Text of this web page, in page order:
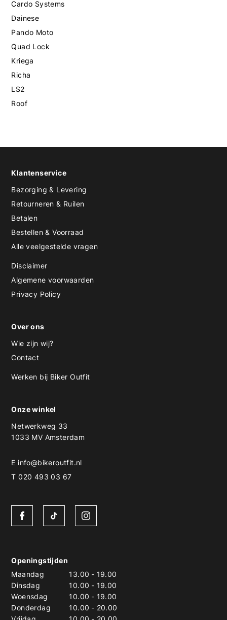
Cardo Systems
Dainese
Pando Moto
Quad Lock
Kriega
Richa
LS2
Roof
Klantenservice
Bezorging & Levering
Retourneren & Ruilen
Betalen
Bestellen & Voorraad
Alle veelgestelde vragen
Disclaimer
Algemene voorwaarden
Privacy Policy
Over ons
Wie zijn wij?
Contact
Werken bij Biker Outfit
Onze winkel
Netwerkweg 33
1033 MV Amsterdam
E info@bikeroutfit.nl
T 020 493 03 67
Openingstijden
Maandag
13.00 - 19.00
Dinsdag
10.00 - 19.00
Woensdag
10.00 - 19.00
Donderdag
10.00 - 20.00